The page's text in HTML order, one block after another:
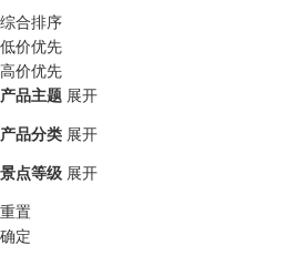
综合排序
低价优先
高价优先
产品主题 展开
产品分类 展开
景点等级 展开
重置
确定